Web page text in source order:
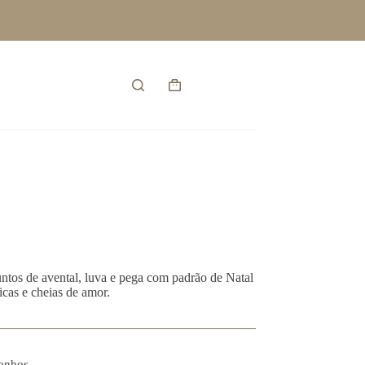
Carrinho
de avental, luva e pega com padrão de Natal
e cheias de amor.